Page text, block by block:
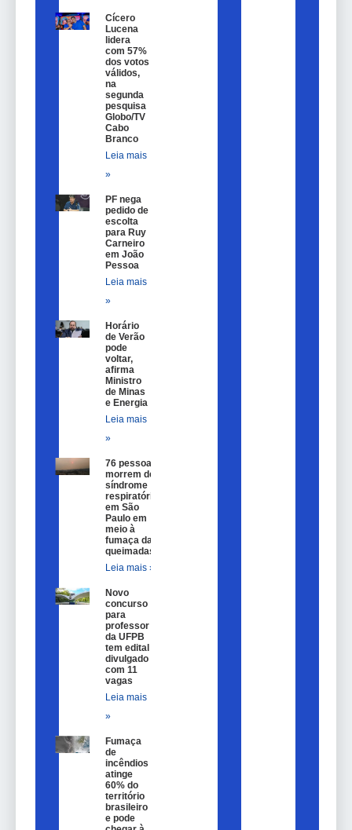
Cícero
Lucena
lidera
com 57%
dos votos
válidos,
na
segunda
pesquisa
Globo/TV
Cabo
Branco
Leia mais
»
PF nega
pedido de
escolta
para Ruy
Carneiro
em João
Pessoa
Leia mais
»
Horário
de Verão
pode
voltar,
afirma
Ministro
de Minas
e Energia
Leia mais
»
76 pessoas
morrem de
síndrome
respiratória
em São
Paulo em
meio à
fumaça das
queimadas
Leia mais »
Novo
concurso
para
professor
da UFPB
tem edital
divulgado
com 11
vagas
Leia mais
»
Fumaça
de
incêndios
atinge
60% do
território
brasileiro
e pode